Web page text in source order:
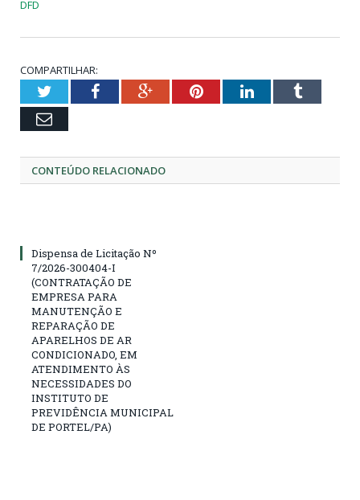
DFD
COMPARTILHAR:
TwitterFacebookGoogle+PinterestLinkedInTumblr
Email
CONTEÚDO RELACIONADO
Dispensa de Licitação Nº
7/2026-300404-I
(CONTRATAÇÃO DE
EMPRESA PARA
MANUTENÇÃO E
REPARAÇÃO DE
APARELHOS DE AR
CONDICIONADO, EM
ATENDIMENTO ÀS
NECESSIDADES DO
INSTITUTO DE
PREVIDÊNCIA MUNICIPAL
DE PORTEL/PA)